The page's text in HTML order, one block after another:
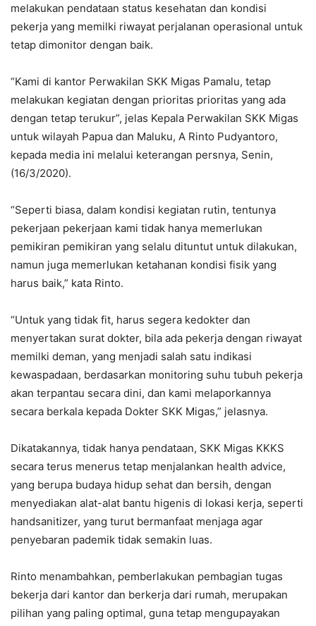
melakukan pendataan status kesehatan dan kondisi
pekerja yang memilki riwayat perjalanan operasional untuk
tetap dimonitor dengan baik.
“Kami di kantor Perwakilan SKK Migas Pamalu, tetap
melakukan kegiatan dengan prioritas prioritas yang ada
dengan tetap terukur”, jelas Kepala Perwakilan SKK Migas
untuk wilayah Papua dan Maluku, A Rinto Pudyantoro,
kepada media ini melalui keterangan persnya, Senin,
(16/3/2020).
“Seperti biasa, dalam kondisi kegiatan rutin, tentunya
pekerjaan pekerjaan kami tidak hanya memerlukan
pemikiran pemikiran yang selalu dituntut untuk dilakukan,
namun juga memerlukan ketahanan kondisi fisik yang
harus baik,” kata Rinto.
“Untuk yang tidak fit, harus segera kedokter dan
menyertakan surat dokter, bila ada pekerja dengan riwayat
memilki deman, yang menjadi salah satu indikasi
kewaspadaan, berdasarkan monitoring suhu tubuh pekerja
akan terpantau secara dini, dan kami melaporkannya
secara berkala kepada Dokter SKK Migas,” jelasnya.
Dikatakannya, tidak hanya pendataan, SKK Migas KKKS
secara terus menerus tetap menjalankan health advice,
yang berupa budaya hidup sehat dan bersih, dengan
menyediakan alat-alat bantu higenis di lokasi kerja, seperti
handsanitizer, yang turut bermanfaat menjaga agar
penyebaran pademik tidak semakin luas.
Rinto menambahkan, pemberlakukan pembagian tugas
bekerja dari kantor dan berkerja dari rumah, merupakan
pilihan yang paling optimal, guna tetap mengupayakan